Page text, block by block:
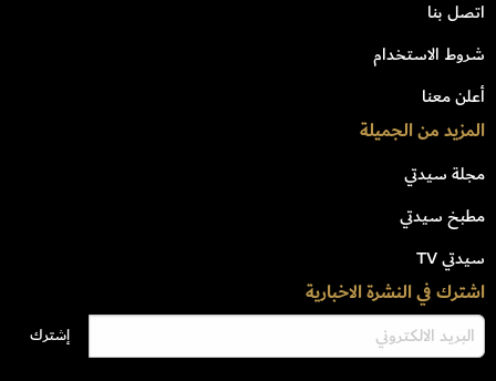
اتصل بنا
شروط الاستخدام
أعلن معنا
المزيد من الجميلة
مجلة سيدتي
مطبخ سيدتي
سيدتي TV
اشترك في النشرة الاخبارية